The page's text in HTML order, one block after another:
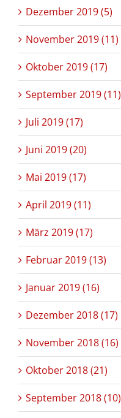
Dezember 2019 (5)
November 2019 (11)
Oktober 2019 (17)
September 2019 (11)
Juli 2019 (17)
Juni 2019 (20)
Mai 2019 (17)
April 2019 (11)
März 2019 (17)
Februar 2019 (13)
Januar 2019 (16)
Dezember 2018 (17)
November 2018 (16)
Oktober 2018 (21)
September 2018 (10)